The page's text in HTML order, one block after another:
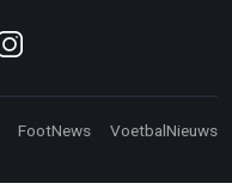
FootNews VoetbalNieuws